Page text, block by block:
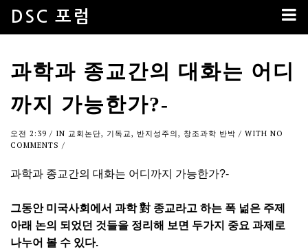
DSC 포럼
과학과 종교간의 대화는 어디
까지 가능한가?-
오전 2:39 / IN 교회논단, 기독교, 반지성주의, 창조과학 반박 / WITH NO
COMMENTS /
과학과 종교간의 대화는 어디까지 가능한가?-
그동안 미국사회에서 과학 對 종교라고 하는 폭 넒은 주제
아래 논의 되었던 것들을 정리해 보면 두가지 중요 과제로
나누어 볼 수 있다.